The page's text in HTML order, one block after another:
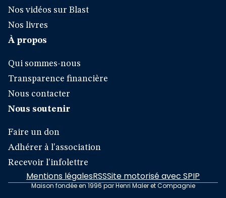
Nos vidéos sur Blast
Nos livres
À propos
Qui sommes-nous
Transparence financière
Nous contacter
Nous soutenir
Faire un don
Adhérer à l'association
Recevoir l'infolettre
Mentions légalesRSSSite motorisé avec SPIP
Maison fondée en 1996 par Henri Maler et Compagnie